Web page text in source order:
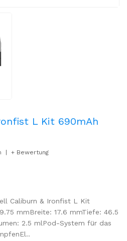
L Kit 690mAh
+ Bewertung
Caliburn & Ironfist L Kit
mmBreite: 17.6 mmTiefe: 46.5
2.5 mlPod-System für das